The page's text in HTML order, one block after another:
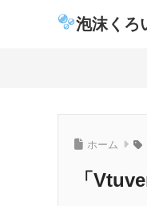
泡沫くろ
ホーム
「